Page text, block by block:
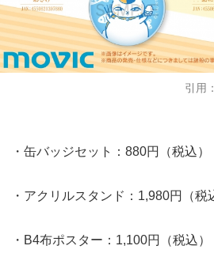
引用
・缶バッジセット：880円（税込）
・アクリルスタンド：1,980円（税
・B4布ポスター：1,100円（税込）